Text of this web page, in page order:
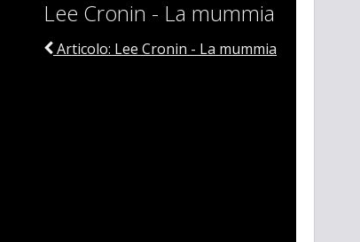
Lee Cronin - La mummia
Articolo: Lee Cronin - La mummia